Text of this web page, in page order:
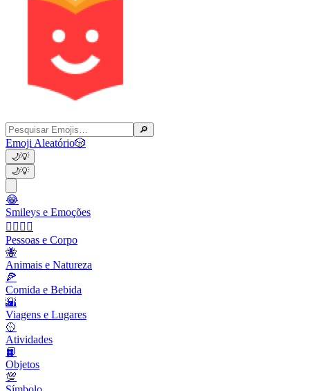
🔎
Emoji Aleatório🎲
🌙💡
🌙💡
😂
Smileys e Emoções
👩‍❤️‍💋‍👨
Pessoas e Corpo
🐝
Animais e Natureza
🍕
Comida e Bebida
🌇
Viagens e Lugares
🥎
Atividades
📙
Objetos
💯